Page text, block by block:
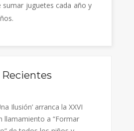
juguetes cada año y
Recientes
Ilusión’ arranca la XXVI
llamamiento a “Formar